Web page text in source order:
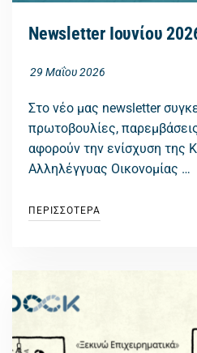
Newsletter Ιουνίου
29 Μαΐου 2026
Στο νέο μας newsletter
πρωτοβουλίες,
αφορούν την ενίσχυση της
Αλληλέγγυας Οικονομίας …
ΠΕΡΙΣΣΟΤΕΡΑ